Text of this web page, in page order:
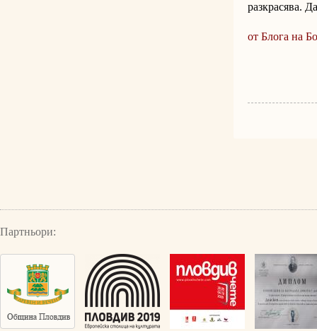
разкрасява.
от Блога на
Партньори: